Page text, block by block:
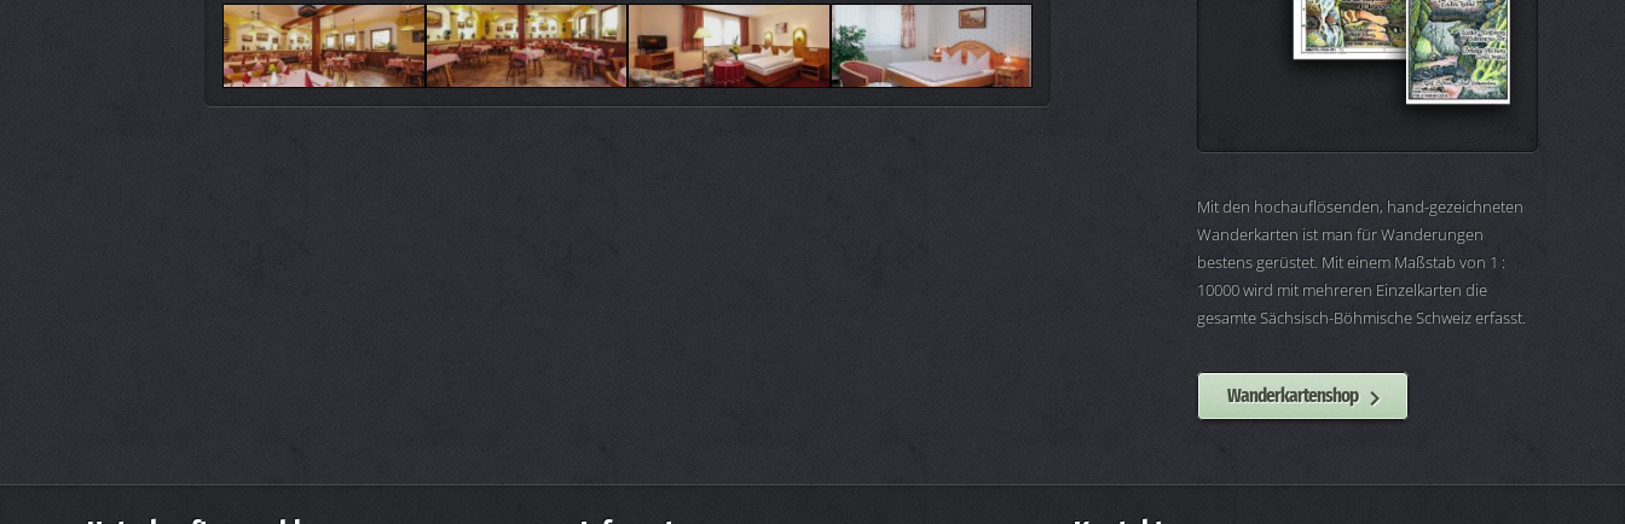
Mit den hochauflösenden, hand-gezeichneten
Wanderkarten ist man für Wanderungen
bestens gerüstet. Mit einem Maßstab von 1 :
10000 wird mit mehreren Einzelkarten die
gesamte Sächsisch-Böhmische Schweiz erfasst.
Wanderkartenshop